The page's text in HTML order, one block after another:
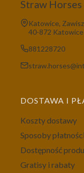
Straw
Adres:
Katowice,
40-872 Katowice
881228720
DOSTAWA I
Koszty dostawy
Sposoby płatności
Dostępność
Gratisy i rabaty